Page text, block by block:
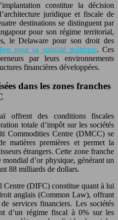
constitue la décision
juridique et fiscale de
destinations se distinguent par
pour son régime territorial,
le Delaware pour son droit des
pour sa stabilité politique. Ces
par leurs environnements
financières développées.
dans les zones franches
offrent des conditions fiscales
totale d’impôt sur les sociétés
Commodities Centre (DMCC) se
matières premières et permet la
étrangers. Cette zone franche
d’or physique, générant un
88 milliards de dollars.
(DIFC) constitue quant à lui
anglais (Common Law), offrant
services financiers. Les sociétés
d’un régime fiscal à 0% sur les